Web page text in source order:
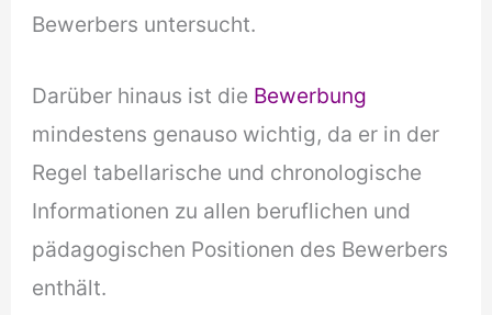
Bewerbers untersucht.
Darüber hinaus ist die Bewerbung
mindestens genauso wichtig, da er in der
Regel tabellarische und chronologische
Informationen zu allen beruflichen und
pädagogischen Positionen des Bewerbers
enthält.